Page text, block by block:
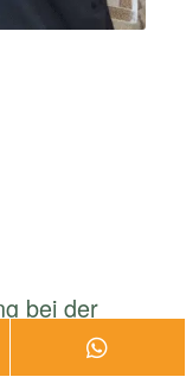
bei der